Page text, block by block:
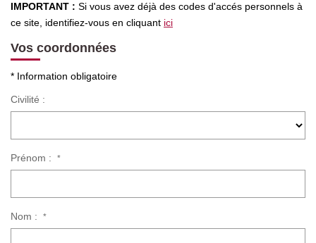
CONTACT
IMPORTANT : Si vous avez déjà des codes d'accés personnels à
ce site, identifiez-vous en cliquant ici
Vos coordonnées
* Information obligatoire
Civilité :
Prénom : *
Nom : *